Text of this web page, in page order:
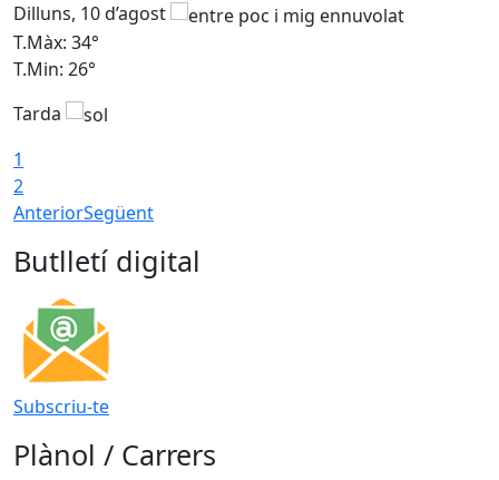
Dilluns, 10 d’agost
T.Màx: 34°
T.Min: 26°
Tarda
1
2
AnteriorSegüent
Butlletí digital
Subscriu-te
Plànol / Carrers